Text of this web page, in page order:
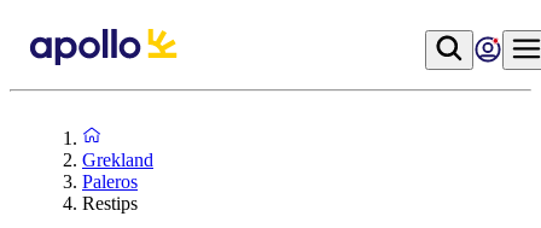
Grekland
Paleros
Restips